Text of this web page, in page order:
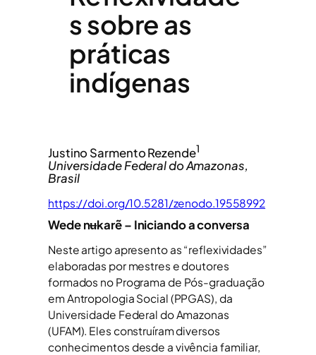
s sobre as
práticas
indígenas
Justino Sarmento Rezende1
Universidade Federal do Amazonas,
Brasil
https://doi.org/10.5281/zenodo.19558992
Wede nʉkarẽ – Iniciando a conversa
Neste artigo apresento as “reflexividades”
elaboradas por mestres e doutores
formados no Programa de Pós-graduação
em Antropologia Social (PPGAS), da
Universidade Federal do Amazonas
(UFAM). Eles construíram diversos
conhecimentos desde a vivência familiar,